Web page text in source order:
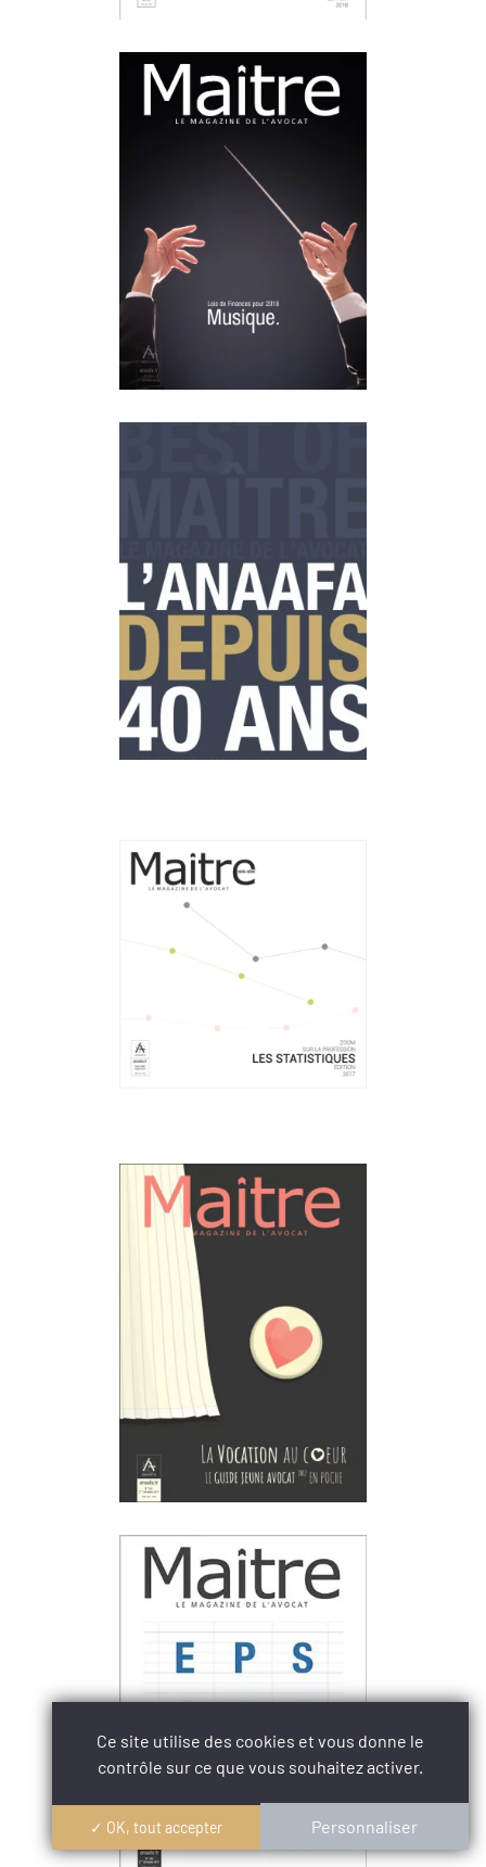
Ce site utilise des cookies et vous donne le
contrôle sur ce que vous souhaitez activer.
✓ OK, tout accepter Personnaliser